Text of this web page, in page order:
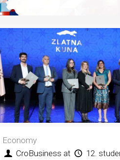
Economy
CroBusiness at
12.